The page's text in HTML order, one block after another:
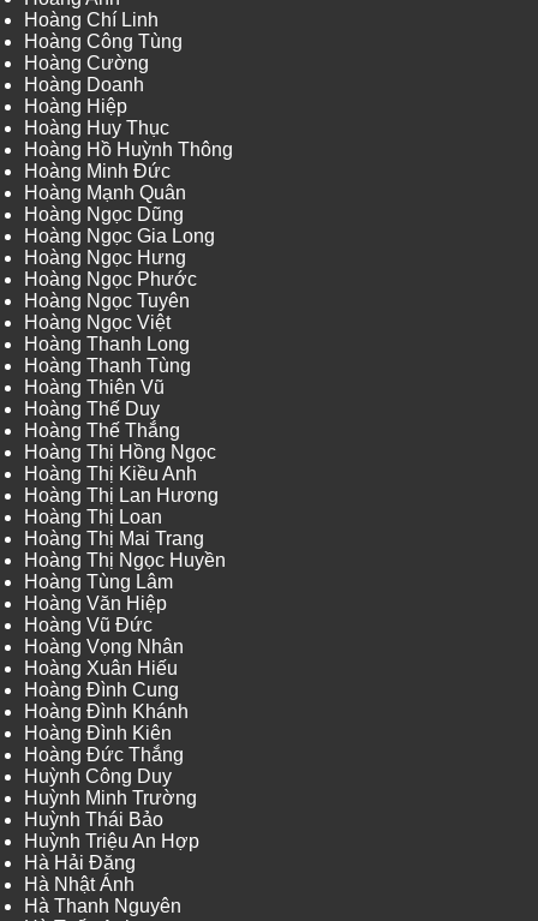
Hoàng Chí Linh
Hoàng Công Tùng
Hoàng Cường
Hoàng Doanh
Hoàng Hiệp
Hoàng Huy Thục
Hoàng Hồ Huỳnh Thông
Hoàng Minh Đức
Hoàng Mạnh Quân
Hoàng Ngọc Dũng
Hoàng Ngọc Gia Long
Hoàng Ngọc Hưng
Hoàng Ngọc Phước
Hoàng Ngọc Tuyên
Hoàng Ngọc Việt
Hoàng Thanh Long
Hoàng Thanh Tùng
Hoàng Thiên Vũ
Hoàng Thế Duy
Hoàng Thế Thắng
Hoàng Thị Hồng Ngọc
Hoàng Thị Kiều Anh
Hoàng Thị Lan Hương
Hoàng Thị Loan
Hoàng Thị Mai Trang
Hoàng Thị Ngọc Huyền
Hoàng Tùng Lâm
Hoàng Văn Hiệp
Hoàng Vũ Đức
Hoàng Vọng Nhân
Hoàng Xuân Hiếu
Hoàng Đình Cung
Hoàng Đình Khánh
Hoàng Đình Kiên
Hoàng Đức Thắng
Huỳnh Công Duy
Huỳnh Minh Trường
Huỳnh Thái Bảo
Huỳnh Triệu An Hợp
Hà Hải Đăng
Hà Nhật Ánh
Hà Thanh Nguyên